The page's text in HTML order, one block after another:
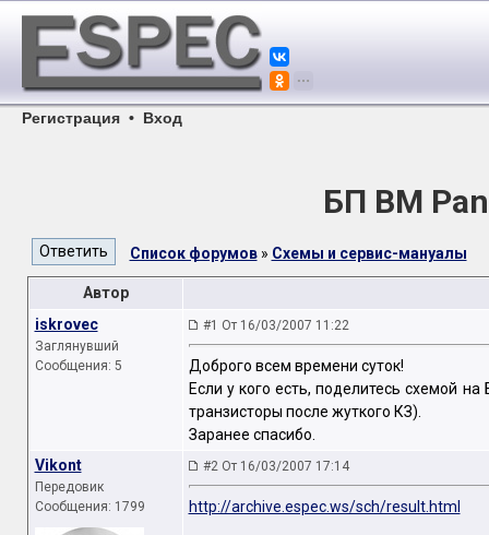
Регистрация • Вход
БП ВМ
Список форумов» Схемы и сервис-мануалы
Автор
iskrovec
Заглянувший
Сообщения: 5
#1 От 16/03/2007 11:22
Доброго всем времени суток!
Если у кого есть, поделитесь схемой
транзисторы после жуткого КЗ).
Заранее спасибо.
Vikont
Передовик
Сообщения: 1799
#2 От 16/03/2007 17:14
http://archive.espec.ws/sch/result.html